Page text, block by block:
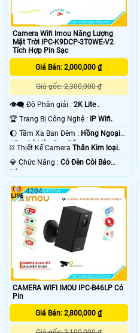
Camera Wifi Imou Năng Lượng
Mặt Trời IPC-K9DCP-3T0WE-V2
Tích Hợp Pin Sạc
Giá Bán: 2,000,000 ₫
Giá gốc: 2,300,000 ₫
👁️‍🗨 Độ Phân giải : 2K Lite .
🏆 Trang Bị Công Nghệ : IP Wifi.
🌔 Tầm Xa Ban Đêm : Hồng Ngoại
15m Có Màu Ban Ðêm.
⛓ Thiết Kế Camera Thân Kim loại.
️💎 Chức Năng : Có Ðèn Còi Báo
Động.
CAMERA WIFI IMOU IPC-B46LP Có
Pin
Giá Bán: 2,800,000 ₫
4204